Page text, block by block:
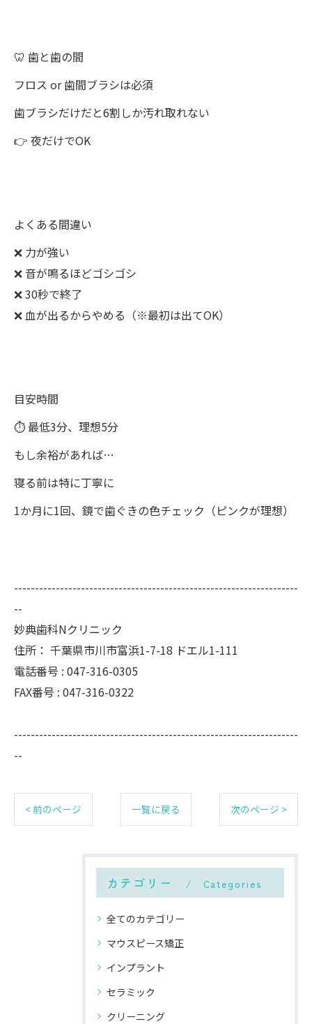
🦷 歯と歯の間
フロス or 歯間ブラシは必須
歯ブラシだけだと6割しか汚れ取れない
👉 夜だけでOK
よくある間違い
❌ 力が強い
❌ 音が鳴るほどゴシゴシ
❌ 30秒で終了
❌ 血が出るからやめる（※最初は出てOK）
目安時間
⏱ 最低3分、理想5分
もし余裕があれば…
寝る前は特に丁寧に
1か月に1回、鏡で歯ぐきの色チェック（ピンクが理想）
--------------------------------------------------------------------
--
妙典歯科Nクリニック
住所： 千葉県市川市富浜1-7-18 ドエル1-111
電話番号 : 047-316-0305
FAX番号 : 047-316-0322
--------------------------------------------------------------------
--
< 前のページ 一覧に戻る 次のページ >
カテゴリー Categories
全てのカテゴリー
マウスピース矯正
インプラント
セラミック
クリーニング